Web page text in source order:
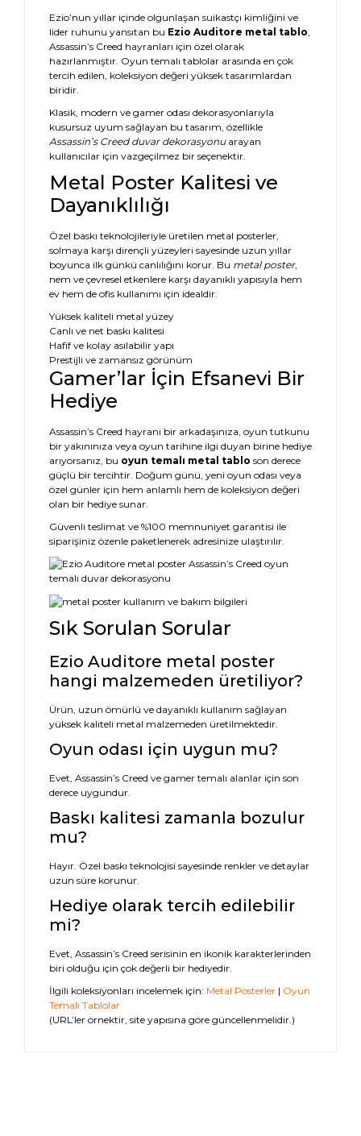
Ezio’nun yıllar içinde olgunlaşan suikastçı kimliğini ve
lider ruhunu yansıtan bu Ezio Auditore metal tablo,
Assassin’s Creed hayranları için özel olarak
hazırlanmıştır. Oyun temalı tablolar arasında en çok
tercih edilen, koleksiyon değeri yüksek tasarımlardan
biridir.
Klasik, modern ve gamer odası dekorasyonlarıyla
kusursuz uyum sağlayan bu tasarım, özellikle
Assassin’s Creed duvar dekorasyonuarayan
kullanıcılar için vazgeçilmez bir seçenektir.
Metal Poster Kalitesi ve
Dayanıklılığı
Özel baskı teknolojileriyle üretilen metal posterler,
solmaya karşı dirençli yüzeyleri sayesinde uzun yıllar
boyunca ilk günkü canlılığını korur. Bu metal poster,
nem ve çevresel etkenlere karşı dayanıklı yapısıyla hem
ev hem de ofis kullanımı için idealdir.
Yüksek kaliteli metal yüzey
Canlı ve net baskı kalitesi
Hafif ve kolay asılabilir yapı
Prestijli ve zamansız görünüm
Gamer’lar İçin Efsanevi Bir
Hediye
Assassin’s Creed hayranı bir arkadaşınıza, oyun tutkunu
bir yakınınıza veya oyun tarihine ilgi duyan birine hediye
arıyorsanız, bu oyun temalı metal tablo son derece
güçlü bir tercihtir. Doğum günü, yeni oyun odası veya
özel günler için hem anlamlı hem de koleksiyon değeri
olan bir hediye sunar.
Güvenli teslimat ve %100 memnuniyet garantisi ile
siparişiniz özenle paketlenerek adresinize ulaştırılır.
Sık Sorulan Sorular
Ezio Auditore metal poster
hangi malzemeden üretiliyor?
Ürün, uzun ömürlü ve dayanıklı kullanım sağlayan
yüksek kaliteli metal malzemeden üretilmektedir.
Oyun odası için uygun mu?
Evet, Assassin’s Creed ve gamer temalı alanlar için son
derece uygundur.
Baskı kalitesi zamanla bozulur
mu?
Hayır. Özel baskı teknolojisi sayesinde renkler ve detaylar
uzun süre korunur.
Hediye olarak tercih edilebilir
mi?
Evet, Assassin’s Creed serisinin en ikonik karakterlerinden
biri olduğu için çok değerli bir hediyedir.
İlgili koleksiyonları incelemek için: Metal Posterler | Oyun
Temalı Tablolar
(URL’ler örnektir, site yapısına göre güncellenmelidir.)